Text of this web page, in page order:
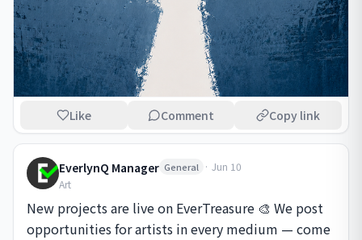
Like Comment Copy link
EverlynQ Manager General · Jun 10
Art
New projects are live on EverTreasure 🎨 We post
opportunities for artists in every medium — come